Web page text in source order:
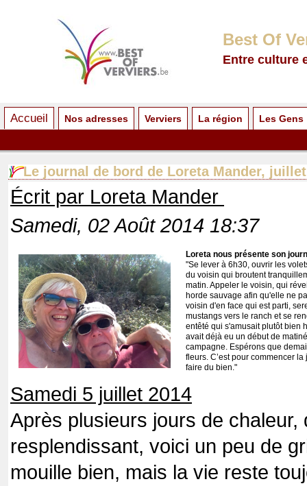
Best Of
Entre culture
Accueil Nos adresses Verviers La région Les Gens
Le journal de bord de Loreta Mander,
Écrit par Loreta Mander
Samedi, 02 Août 2014 18:37
Loreta nous présente son
"Se lever à 6h30, ouvrir les
du voisin qui broutent
matin. Appeler le voisin, qui
horde sauvage afin qu'elle ne
voisin d'en face qui est parti,
mustangs vers le ranch et se
entêté qui s'amusait plutôt bien
avait déjà eu un début de
campagne. Espérons que
fleurs. C’est pour commencer
faire du bien."
Samedi 5 juillet 2014
Après plusieurs jours de chaleur,
resplendissant, voici un peu de
mouille bien, mais la vie reste